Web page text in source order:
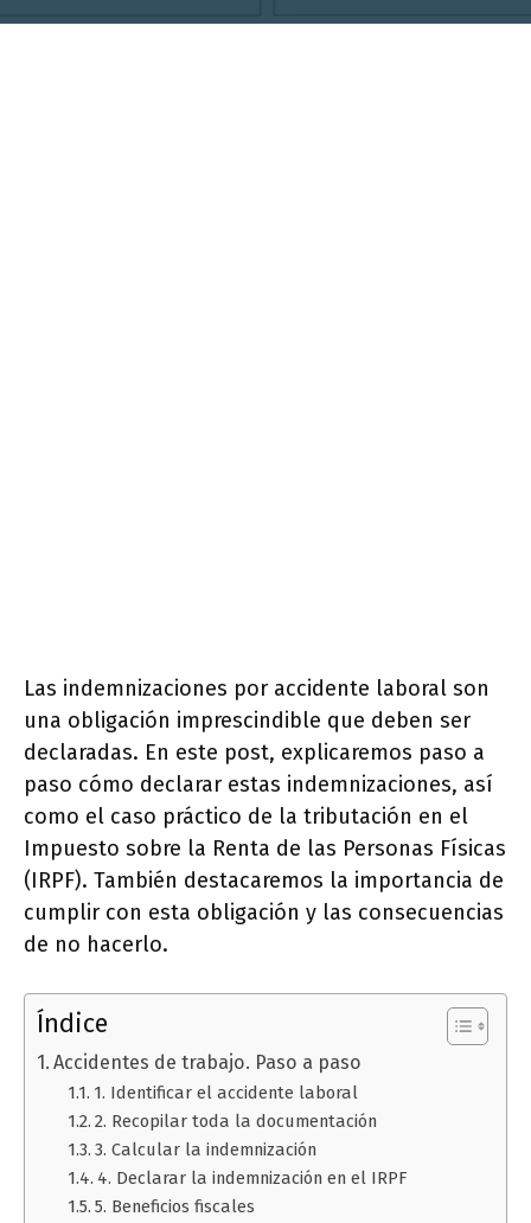
Las indemnizaciones por accidente laboral son
una obligación imprescindible que deben ser
declaradas. En este post, explicaremos paso a
paso cómo declarar estas indemnizaciones, así
como el caso práctico de la tributación en el
Impuesto sobre la Renta de las Personas Físicas
(IRPF). También destacaremos la importancia de
cumplir con esta obligación y las consecuencias
de no hacerlo.
Índice
Accidentes de trabajo. Paso a paso
1. Identificar el accidente laboral
2. Recopilar toda la documentación
3. Calcular la indemnización
4. Declarar la indemnización en el IRPF
5. Beneficios fiscales